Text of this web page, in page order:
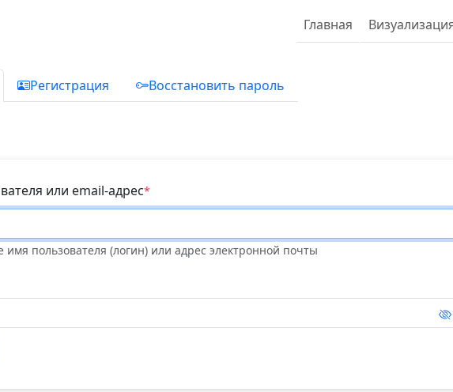
Основная навигация
Главная Меню
вкладки
Регистрация Восстановить пароль
или email-адрес
имя пользователя (логин) или адрес электронной почты